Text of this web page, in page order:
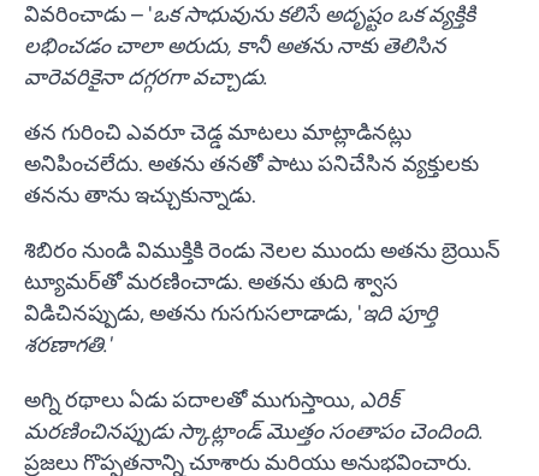
వివరించాడు – 'ఒక సాధువును కలిసే అదృష్టం ఒక వ్యక్తికి
లభించడం చాలా అరుదు, కానీ అతను నాకు తెలిసిన
వారెవరికైనా దగ్గరగా వచ్చాడు.
తన గురించి ఎవరూ చెడ్డ మాటలు మాట్లాడినట్లు
అనిపించలేదు. అతను తనతో పాటు పనిచేసిన వ్యక్తులకు
తనను తాను ఇచ్చుకున్నాడు.
శిబిరం నుండి విముక్తికి రెండు నెలల ముందు అతను బ్రెయిన్
ట్యూమర్‌తో మరణించాడు. అతను తుది శ్వాస
విడిచినప్పుడు, అతను గుసగుసలాడాడు, 'ఇది పూర్తి
శరణాగతి.'
అగ్ని రథాలు ఏడు పదాలతో ముగుస్తాయి, ఎరిక్
మరణించినప్పుడు స్కాట్లాండ్ మొత్తం సంతాపం చెందింది.
ప్రజలు గొప్పతనాన్ని చూశారు మరియు అనుభవించారు.